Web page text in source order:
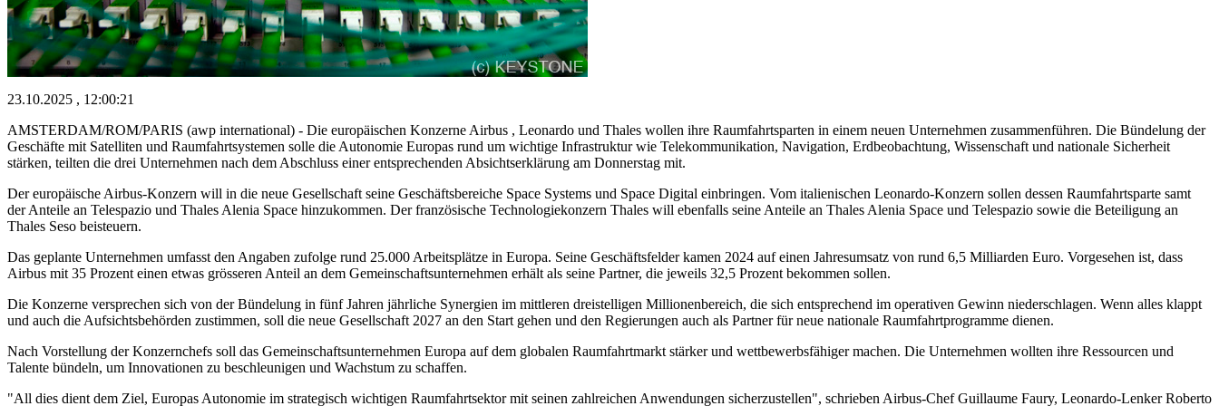
23.10.2025 , 12:00:21
AMSTERDAM/ROM/PARIS (awp international) - Die europäischen Konzerne Airbus , Leonardo und Thales wollen ihre Raumfahrtsparten in einem neuen Unternehmen zusammenführen. Die Bündelung der
Geschäfte mit Satelliten und Raumfahrtsystemen solle die Autonomie Europas rund um wichtige Infrastruktur wie Telekommunikation, Navigation, Erdbeobachtung, Wissenschaft und nationale Sicherheit
stärken, teilten die drei Unternehmen nach dem Abschluss einer entsprechenden Absichtserklärung am Donnerstag mit.
Der europäische Airbus-Konzern will in die neue Gesellschaft seine Geschäftsbereiche Space Systems und Space Digital einbringen. Vom italienischen Leonardo-Konzern sollen dessen Raumfahrtsparte samt
der Anteile an Telespazio und Thales Alenia Space hinzukommen. Der französische Technologiekonzern Thales will ebenfalls seine Anteile an Thales Alenia Space und Telespazio sowie die Beteiligung an
Thales Seso beisteuern.
Das geplante Unternehmen umfasst den Angaben zufolge rund 25.000 Arbeitsplätze in Europa. Seine Geschäftsfelder kamen 2024 auf einen Jahresumsatz von rund 6,5 Milliarden Euro. Vorgesehen ist, dass
Airbus mit 35 Prozent einen etwas grösseren Anteil an dem Gemeinschaftsunternehmen erhält als seine Partner, die jeweils 32,5 Prozent bekommen sollen.
Die Konzerne versprechen sich von der Bündelung in fünf Jahren jährliche Synergien im mittleren dreistelligen Millionenbereich, die sich entsprechend im operativen Gewinn niederschlagen. Wenn alles klappt
und auch die Aufsichtsbehörden zustimmen, soll die neue Gesellschaft 2027 an den Start gehen und den Regierungen auch als Partner für neue nationale Raumfahrtprogramme dienen.
Nach Vorstellung der Konzernchefs soll das Gemeinschaftsunternehmen Europa auf dem globalen Raumfahrtmarkt stärker und wettbewerbsfähiger machen. Die Unternehmen wollten ihre Ressourcen und
Talente bündeln, um Innovationen zu beschleunigen und Wachstum zu schaffen.
"All dies dient dem Ziel, Europas Autonomie im strategisch wichtigen Raumfahrtsektor mit seinen zahlreichen Anwendungen sicherzustellen", schrieben Airbus-Chef Guillaume Faury, Leonardo-Lenker Roberto